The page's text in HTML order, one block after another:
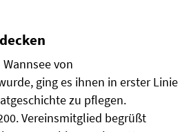
von
ging es ihnen in erster Linie
zu pflegen.
Vereinsmitglied begrüßt